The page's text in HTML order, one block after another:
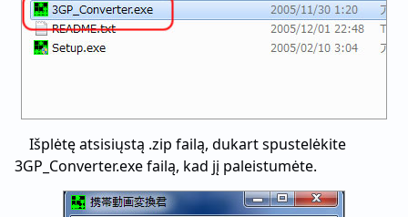
Išplėtę atsisiųstą .zip failą, dukart spustelėkite
3GP_Converter.exe failą, kad jį paleistumėte.